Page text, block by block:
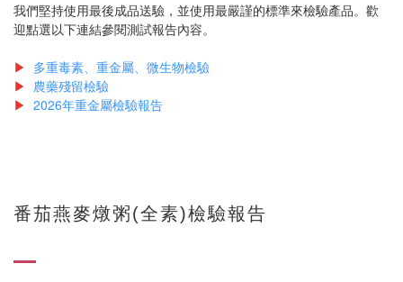
我們堅持使用最後成品送驗，並使用最嚴謹的標準來檢驗產品。歡
迎點選以下連結參閱測試報告內容。
▶ 多重毒素、重金屬、微生物檢驗
▶ 農藥殘留檢驗
▶ 2026年重金屬檢驗報告
番茄燕麥燉粥(全素)檢驗報告